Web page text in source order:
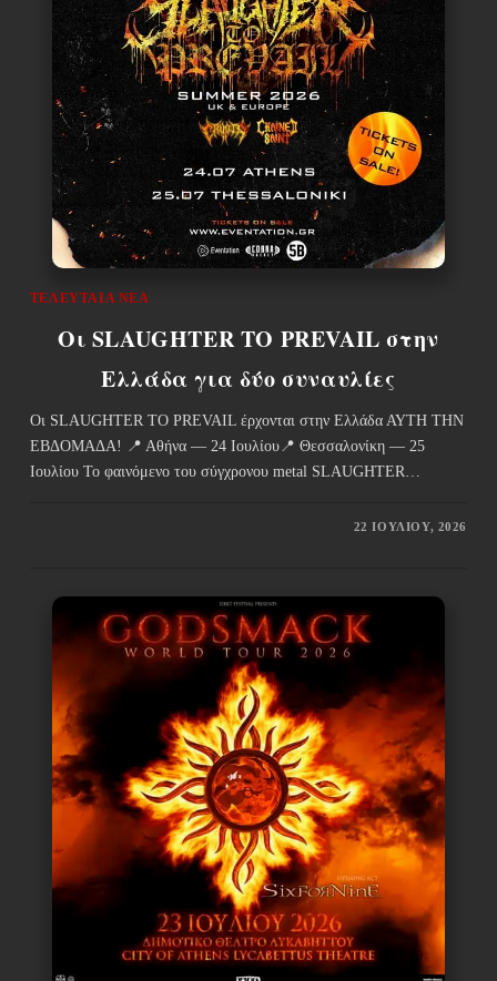
ΤΕΛΕΥΤΑΊΑ ΝΈΑ
Οι SLAUGHTER TO PREVAIL στην
Ελλάδα για δύο συναυλίες
Οι SLAUGHTER TO PREVAIL έρχονται στην Ελλάδα ΑΥΤΗ ΤΗΝ
ΕΒΔΟΜΑΔΑ! 📍 Αθήνα — 24 Ιουλίου📍 Θεσσαλονίκη — 25
Ιουλίου Το φαινόμενο του σύγχρονου metal SLAUGHTER…
22 ΙΟΥΛΊΟΥ, 2026